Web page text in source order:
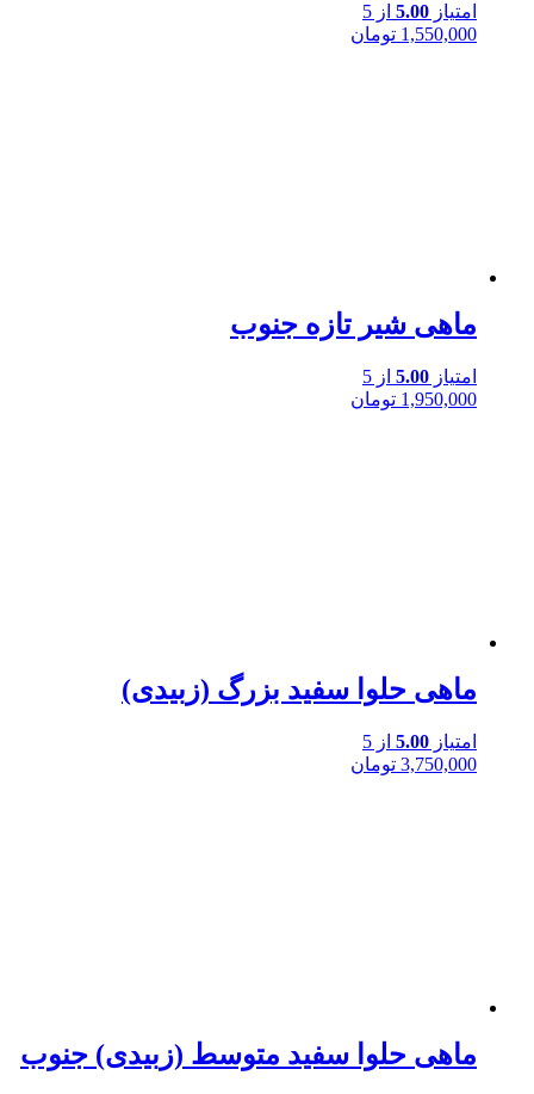
امتیاز 5.00 از 5
1,550,000 تومان
ماهی شیر تازه جنوب
امتیاز 5.00 از 5
1,950,000 تومان
ماهی حلوا سفید بزرگ (زبیدی)
امتیاز 5.00 از 5
3,750,000 تومان
ماهی حلوا سفید متوسط (زبیدی) جنوب